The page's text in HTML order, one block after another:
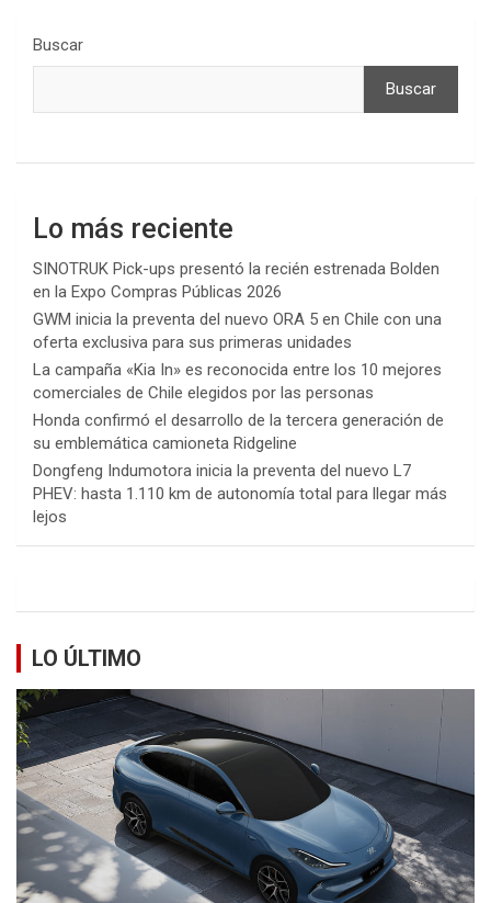
Buscar
Buscar
Lo más reciente
SINOTRUK Pick-ups presentó la recién estrenada Bolden
en la Expo Compras Públicas 2026
GWM inicia la preventa del nuevo ORA 5 en Chile con una
oferta exclusiva para sus primeras unidades
La campaña «Kia In» es reconocida entre los 10 mejores
comerciales de Chile elegidos por las personas
Honda confirmó el desarrollo de la tercera generación de
su emblemática camioneta Ridgeline
Dongfeng Indumotora inicia la preventa del nuevo L7
PHEV: hasta 1.110 km de autonomía total para llegar más
lejos
LO ÚLTIMO